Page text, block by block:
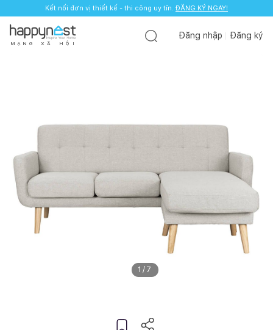
Kết nối đơn vị thiết kế - thi công uy tín. ĐĂNG KÝ NGAY!
M Ạ N G X Ã H Ộ I
Đăng nhập Đăng ký
1 / 7